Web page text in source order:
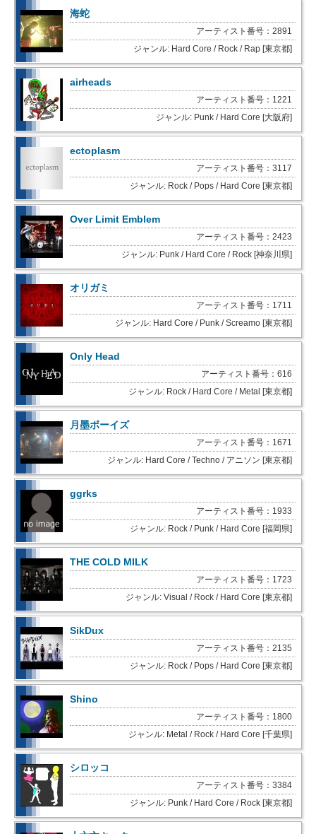
海蛇
アーティスト番号：2891
ジャンル: Hard Core / Rock / Rap [東京都]
airheads
アーティスト番号：1221
ジャンル: Punk / Hard Core [大阪府]
ectoplasm
アーティスト番号：3117
ジャンル: Rock / Pops / Hard Core [東京都]
Over Limit Emblem
アーティスト番号：2423
ジャンル: Punk / Hard Core / Rock [神奈川県]
オリガミ
アーティスト番号：1711
ジャンル: Hard Core / Punk / Screamo [東京都]
Only Head
アーティスト番号：616
ジャンル: Rock / Hard Core / Metal [東京都]
月墨ボーイズ
アーティスト番号：1671
ジャンル: Hard Core / Techno / アニソン [東京都]
ggrks
アーティスト番号：1933
ジャンル: Rock / Punk / Hard Core [福岡県]
THE COLD MILK
アーティスト番号：1723
ジャンル: Visual / Rock / Hard Core [東京都]
SikDux
アーティスト番号：2135
ジャンル: Rock / Pops / Hard Core [東京都]
Shino
アーティスト番号：1800
ジャンル: Metal / Rock / Hard Core [千葉県]
シロッコ
アーティスト番号：3384
ジャンル: Punk / Hard Core / Rock [東京都]